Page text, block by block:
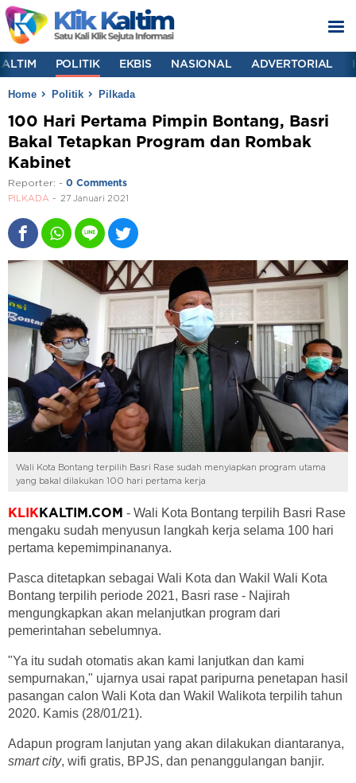
POLITIK EKBIS NASIONAL ADVERTORIAL
Home Politik Pilkada
100 Hari Pertama Pimpin Bontang, Basri
Bakal Tetapkan Program dan Rombak
Kabinet
Reporter: - 0 Comments
PILKADA 27 Januari 2021
Wali Kota Bontang terpilih Basri Rase sudah menyiapkan program utama
yang bakal dilakukan 100 hari pertama kerja
KLIKKALTIM.COM - Wali Kota Bontang terpilih Basri Rase
mengaku sudah menyusun langkah kerja selama 100 hari
pertama kepemimpinananya.
Pasca ditetapkan sebagai Wali Kota dan Wakil Wali Kota
Bontang terpilih periode 2021, Basri rase - Najirah
mengungkapkan akan melanjutkan program dari
pemerintahan sebelumnya.
"Ya itu sudah otomatis akan kami lanjutkan dan kami
sempurnakan," ujarnya usai rapat paripurna penetapan hasil
pasangan calon Wali Kota dan Wakil Walikota terpilih tahun
2020. Kamis (28/01/21).
Adapun program lanjutan yang akan dilakukan diantaranya,
smart city, wifi gratis, BPJS, dan penanggulangan banjir.